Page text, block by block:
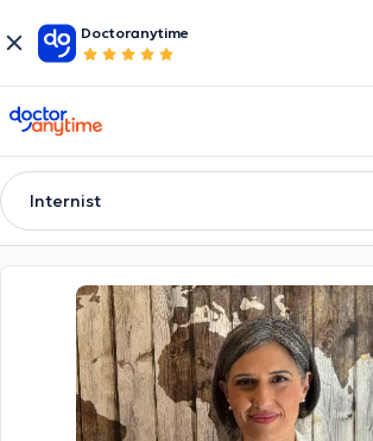
Doctoranytime
doctoranytime
Internist